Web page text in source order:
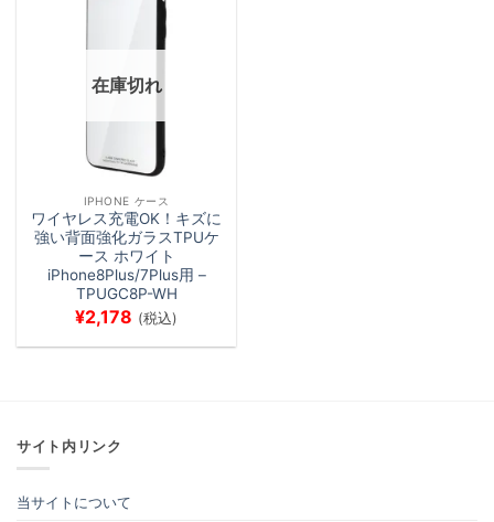
在庫切れ
IPHONE ケース
ワイヤレス充電OK！キズに
強い背面強化ガラスTPUケ
ース ホワイト
iPhone8Plus/7Plus用 –
TPUGC8P-WH
¥2,178 (税込)
サイト内リンク
当サイトについて